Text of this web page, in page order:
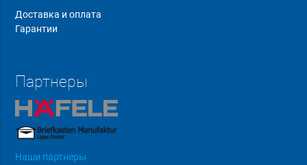
Доставка и оплата
Гарантии
Партнеры
Наши партнеры